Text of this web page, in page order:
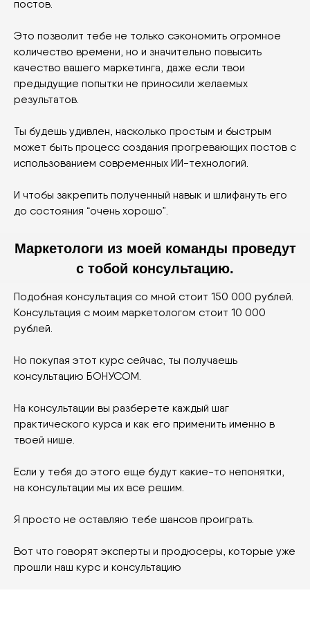
постов.
Это позволит тебе не только сэкономить огромное
количество времени, но и значительно повысить
качество вашего маркетинга, даже если твои
предыдущие попытки не приносили желаемых
результатов.
Ты будешь удивлен, насколько простым и быстрым
может быть процесс создания прогревающих постов с
использованием современных ИИ-технологий.
И чтобы закрепить полученный навык и шлифануть его
до состояния “очень хорошо”.
Маркетологи из моей команды проведут
с тобой консультацию.
Подобная консультация со мной стоит 150 000 рублей.
Консультация с моим маркетологом стоит 10 000
рублей.
Но покупая этот курс сейчас, ты получаешь
консультацию БОНУСОМ.
На консультации вы разберете каждый шаг
практического курса и как его применить именно в
твоей нише.
Если у тебя до этого еще будут какие-то непонятки,
на консультации мы их все решим.
Я просто не оставляю тебе шансов проиграть.
Вот что говорят эксперты и продюсеры, которые уже
прошли наш курс и консультацию